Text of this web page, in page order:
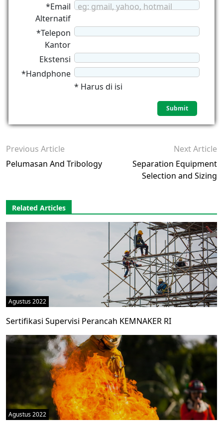
*Email
Alternatif
eg: gmail, yahoo, hotmail
*Telepon
Kantor
Ekstensi
*Handphone
* Harus di isi
Previous Article
Pelumasan And Tribology
Next Article
Separation Equipment
Selection and Sizing
Related Articles
Agustus 2022
Sertifikasi Supervisi Perancah KEMNAKER RI
Agustus 2022